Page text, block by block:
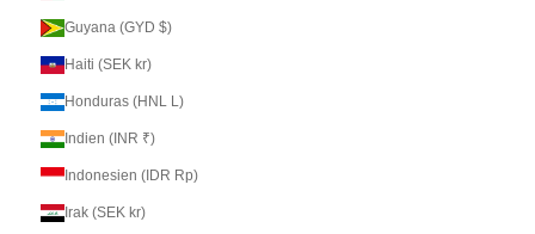
Guyana (GYD $)
Haiti (SEK kr)
Honduras (HNL L)
Indien (INR ₹)
Indonesien (IDR Rp)
Irak (SEK kr)